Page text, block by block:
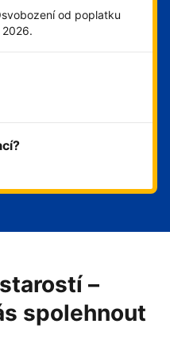
od poplatku
–
spolehnout